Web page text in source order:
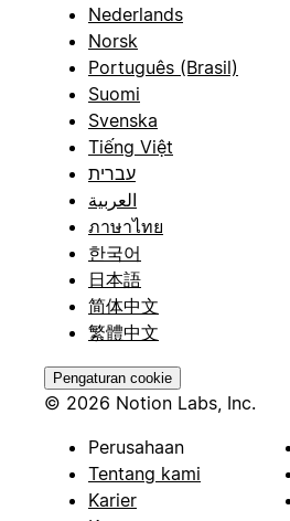
Nederlands
Norsk
Português (Brasil)
Suomi
Svenska
Tiếng Việt
עברית
العربية
ภาษาไทย
한국어
日本語
简体中文
繁體中文
Pengaturan cookie
© 2026 Notion Labs, Inc.
Perusahaan
Tentang kami
Karier